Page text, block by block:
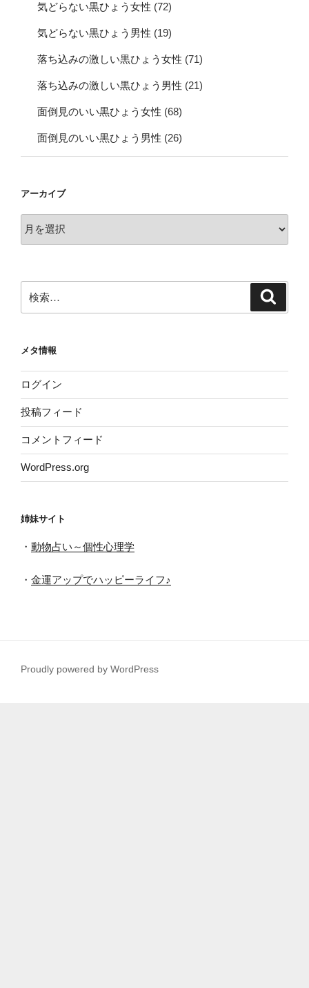
気どらない黒ひょう女性 (72)
気どらない黒ひょう男性 (19)
落ち込みの激しい黒ひょう女性 (71)
落ち込みの激しい黒ひょう男性 (21)
面倒見のいい黒ひょう女性 (68)
面倒見のいい黒ひょう男性 (26)
アーカイブ
ー
索:
メタ情報
ログイン
投稿フィード
コメントフィード
WordPress.org
姉妹サイト
・ 動物占い～個性心理学
・ 金運アップでハッピーライフ♪
Proudly powered by WordPress